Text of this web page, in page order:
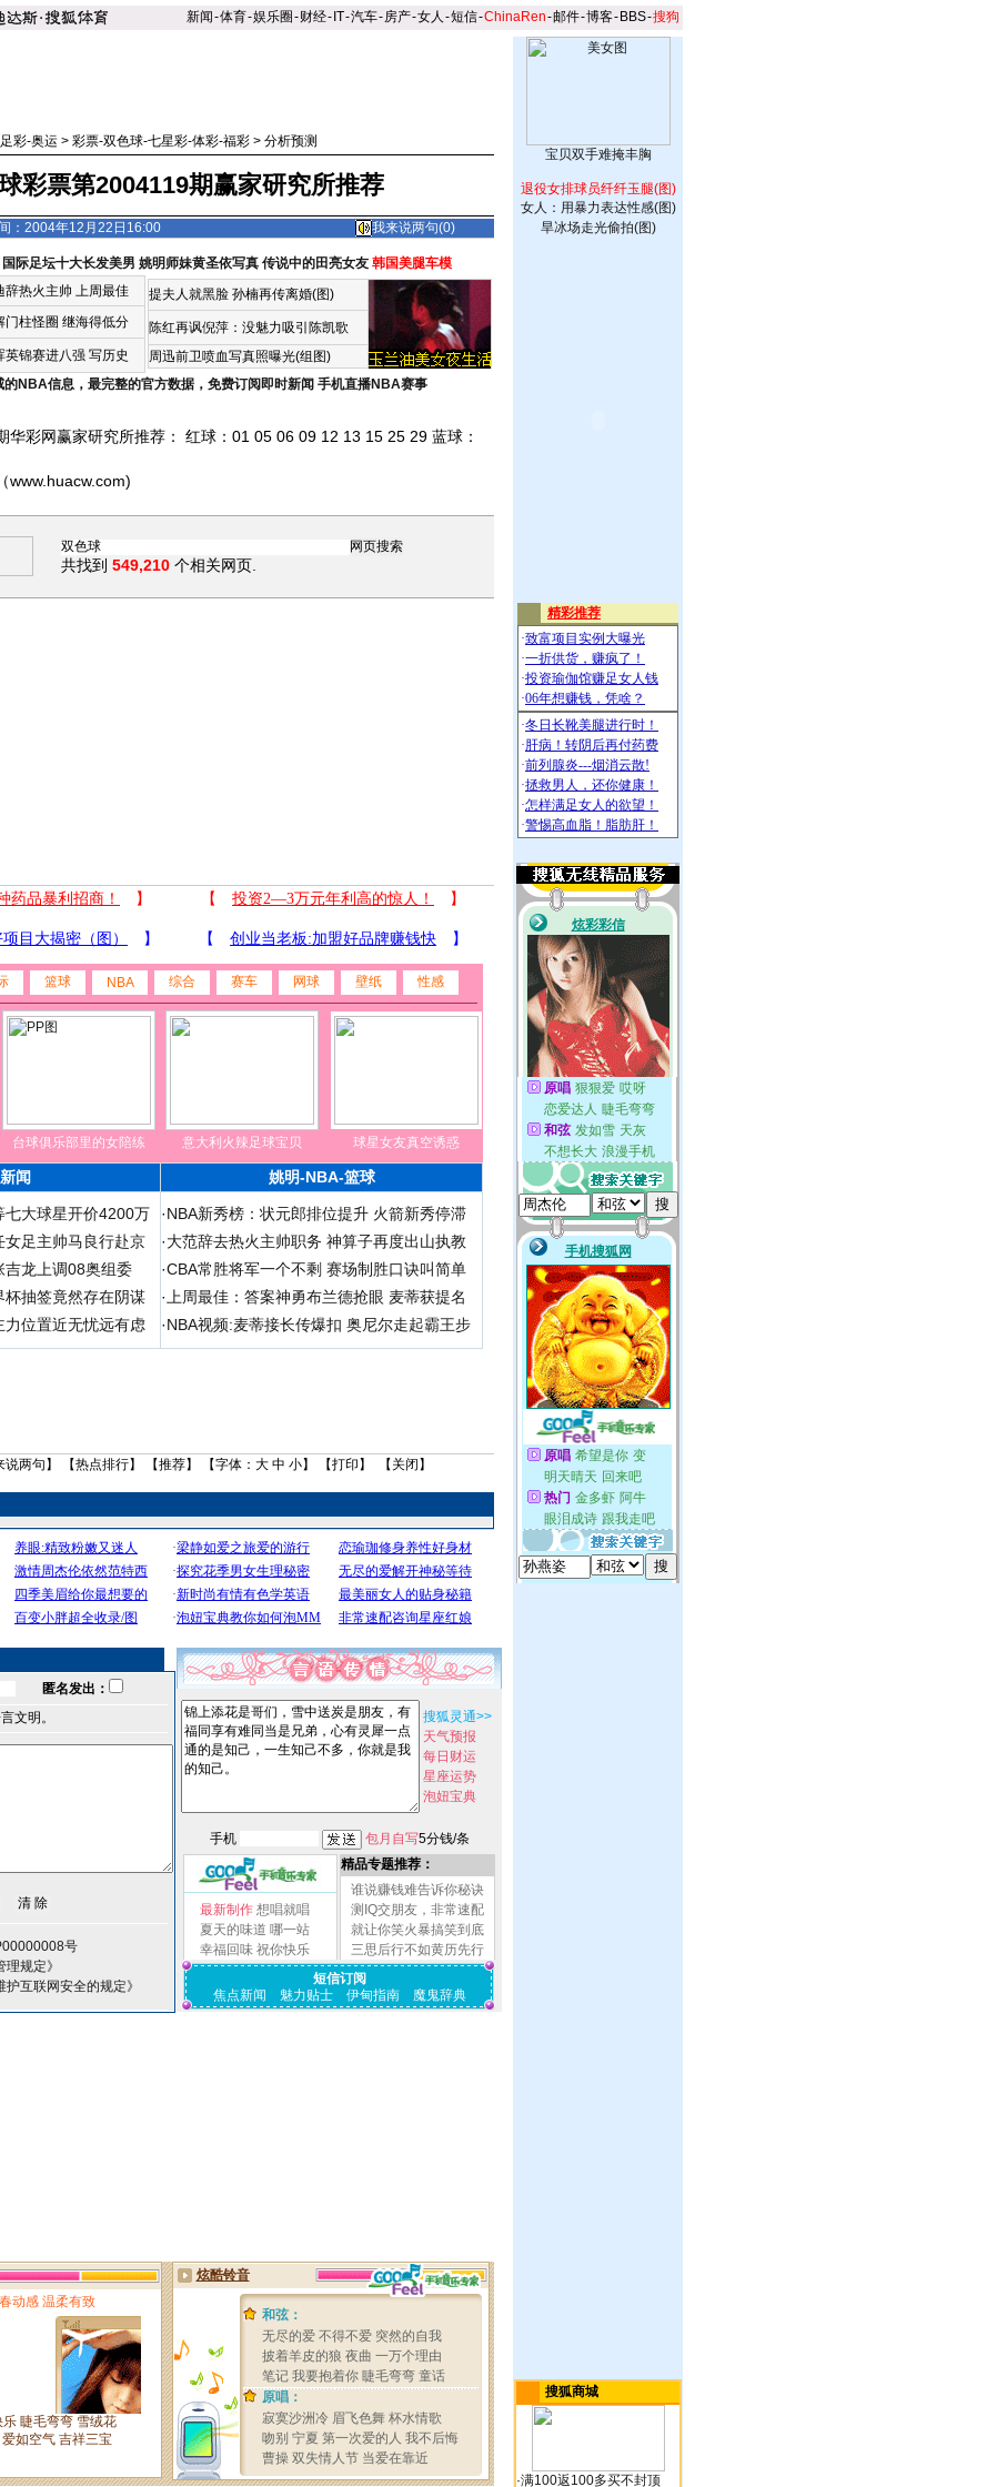
新闻-体育-娱乐圈 -财经- IT-汽车-房产-女人 -短信-ChinaRen-邮件-博客- BBS-搜狗
彩-奥运 > 彩票-双色球-七星彩-体彩-福彩 > 分析预测
彩票第2004119期赢家研究所推荐
：2004年12月22日16:00 我来说两句(0)
国际足坛十大长发美男 姚明师妹黄圣依写真 传说中的田亮女友 韩国美腿车模
辞热火主帅 上周最佳
门柱怪圈 继海得低分
英锦赛进八强 写历史
提夫人就黑脸 孙楠再传离婚(图)
陈红再讽倪萍：没魅力吸引陈凯歌
周迅前卫喷血写真照曝光(组图)
的NBA信息，最完整的官方数据，免费订阅即时新闻 手机直播NBA赛事
彩网赢家研究所推荐： 红球：01 05 06 09 12 13 15 25 29 蓝球：
共找到 549,210 个相关网页.
篮球 NBA 综合 赛车 网球 壁纸 性感
台球俱乐部里的女陪练 意大利火辣足球宝贝 球星女友真空诱惑
闻 姚明-NBA-篮球
大球星开价4200万
足主帅马良行赴京
吉龙上调08奥组委
抽签竟然存在阴谋
位置近无忧远有虑
·NBA新秀榜：状元郎排位提升 火箭新秀停滞
·大范辞去热火主帅职务 神算子再度出山执教
·CBA常胜将军一个不剩 赛场制胜口诀叫简单
· 上周最佳：答案神勇布兰德抢眼 麦蒂获提名
·NBA视频:麦蒂接长传爆扣 奥尼尔走起霸王步
说两句 】 【热点排行】 【推荐】 【字体： 大 中 小】 【打印 】 【 关闭 】
匿名发出：
文明。
号
规定》
互联网安全的规定》
搜狐灵通>>
天气预报
每日财运
星座运势
泡妞宝典
手机 包月自写5分钱/条
最新制作 想唱就唱
夏天的味道 哪一站
幸福回味 祝你快乐
精品专题推荐：
谁说赚钱难告诉你秘诀
测IQ交朋友，非常速配
就让你笑火暴搞笑到底
三思后行不如黄历先行
短信订阅
焦点新闻
魅力贴士 伊甸指南 魔鬼辞典
宝贝双手难掩丰胸
退役女排球员纤纤玉腿(图)
女人：用暴力表达性感(图)
旱冰场走光偷拍(图)
搜狐商城
·满100返100多买不封顶